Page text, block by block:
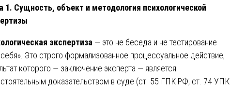
1. Сущность, объект и методология психологической
экспертиза — это не беседа и не тестирование
Это строго формализованное процессуальное действие,
которого — заключение эксперта — является
доказательством в суде (ст. 55 ГПК РФ, ст. 74 УПК